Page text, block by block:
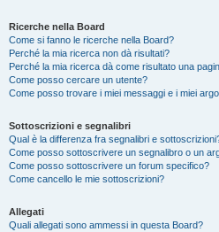
Ricerche nella Board
Come si fanno le ricerche nella Board?
Perché la mia ricerca non dà risultati?
Perché la mia ricerca dà come risultato una
Come posso cercare un utente?
Come posso trovare i miei messaggi e i miei
Sottoscrizioni e segnalibri
Qual è la differenza fra segnalibri e
Come posso sottoscrivere un segnalibro o un
Come posso sottoscrivere un forum specifico?
Come cancello le mie sottoscrizioni?
Allegati
Quali allegati sono ammessi in questa Board?